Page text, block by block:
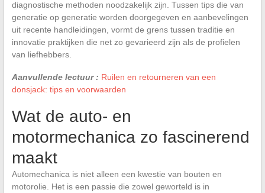
diagnostische methoden noodzakelijk zijn. Tussen tips die van
generatie op generatie worden doorgegeven en aanbevelingen
uit recente handleidingen, vormt de grens tussen traditie en
innovatie praktijken die net zo gevarieerd zijn als de profielen
van liefhebbers.
Aanvullende lectuur : Ruilen en retourneren van een
donsjack: tips en voorwaarden
Wat de auto- en
motormechanica zo fascinerend
maakt
Automechanica is niet alleen een kwestie van bouten en
motorolie. Het is een passie die zowel geworteld is in